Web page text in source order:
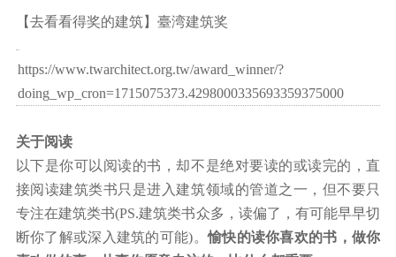
【去看看得奖的建筑】臺湾建筑奖
https://www.twarchitect.org.tw/award_winner/?
doing_wp_cron=1715075373.4298000335693359375000
关于阅读
以下是你可以阅读的书，却不是绝对要读的或读完的，直
接阅读建筑类书只是进入建筑领域的管道之一，但不要只
专注在建筑类书(PS.建筑类书众多，读偏了，有可能早早切
断你了解或深入建筑的可能)。愉快的读你喜欢的书，做你